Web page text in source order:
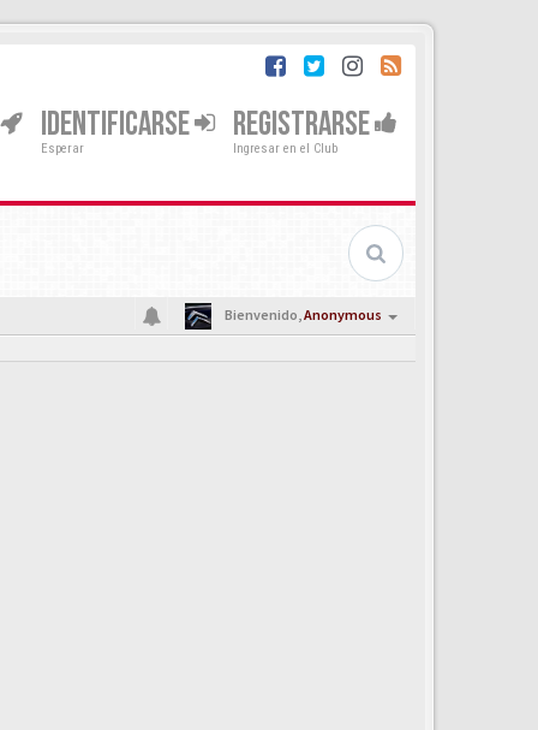
IDENTIFICARSE
Esperar
REGISTRARSE
Ingresar en el Club
Bienvenido,Anonymous